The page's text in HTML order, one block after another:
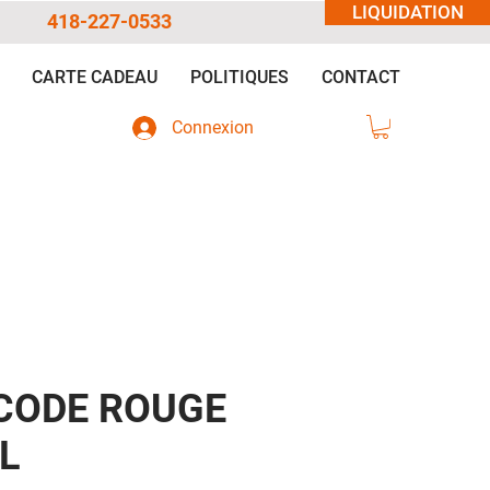
LIQUIDATION
418-227-0533
CARTE CADEAU POLITIQUES CONTACT
Connexion
ROUGE